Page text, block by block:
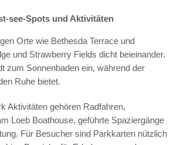
see-Spots und Aktivitäten
Orte wie Bethesda Terrace und
und Strawberry Fields dicht beieinander.
zum Sonnenbaden ein, während der
Ruhe bietet.
Aktivitäten gehören Radfahren,
Loeb Boathouse, geführte Spaziergänge
Für Besucher sind Parkkarten nützlich